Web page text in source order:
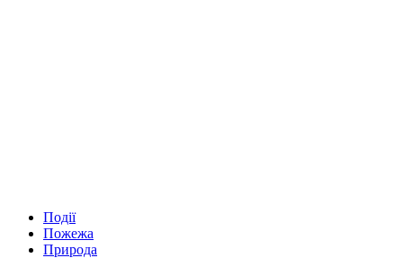
Події
Пожежа
Природа